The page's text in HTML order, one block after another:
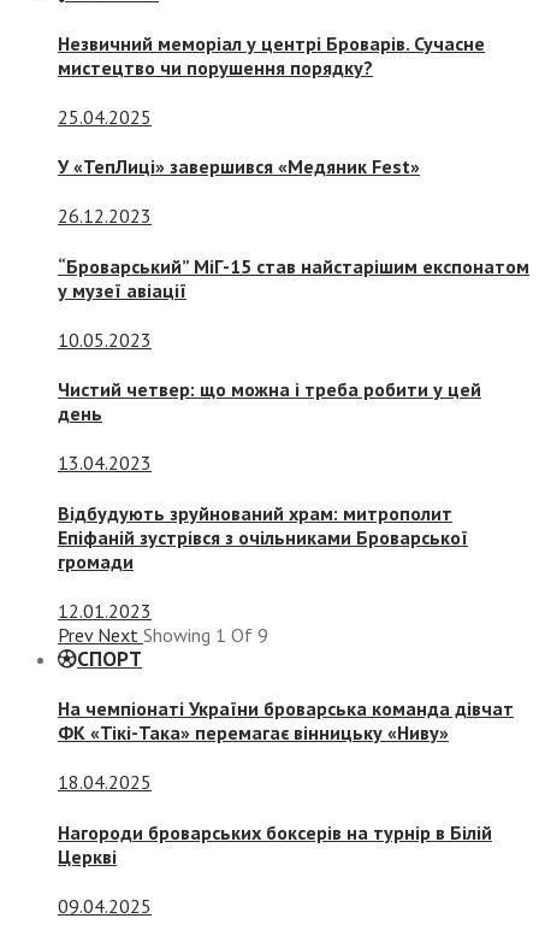
Незвичний меморіал у центрі Броварів. Сучасне
мистецтво чи порушення порядку?
25.04.2025
У «ТепЛиці» завершився «Медяник Fest»
26.12.2023
“Броварський” МіГ-15 став найстарішим експонатом
у музеї авіації
10.05.2023
Чистий четвер: що можна і треба робити у цей
день
13.04.2023
Відбудують зруйнований храм: митрополит
Епіфаній зустрівся з очільниками Броварської
громади
12.01.2023
Prev Next Showing 1 Of 9
СПОРТ
На чемпіонаті України броварська команда дівчат
ФК «Тікі-Така» перемагає вінницьку «Ниву»
18.04.2025
Нагороди броварських боксерів на турнір в Білій
Церкві
09.04.2025